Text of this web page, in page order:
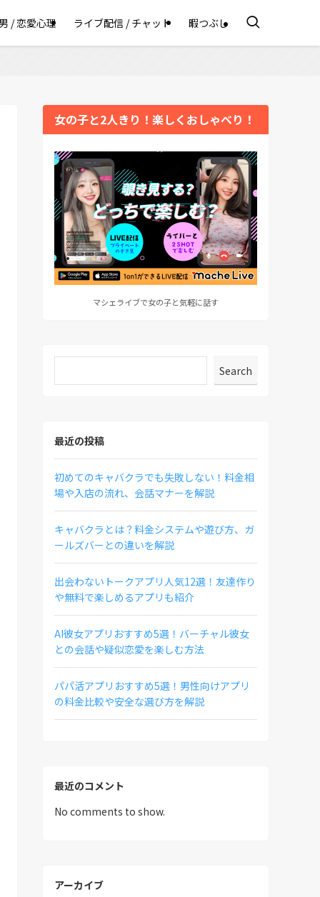
/ 恋愛心理 ライブ配信 / チャット 暇つぶし
女の子と2人きり！楽しくおしゃべり！
マシェライブで女の子と気軽に話す
Search
最近の投稿
初めてのキャバクラでも失敗しない！料金相
場や入店の流れ、会話マナーを解説
キャバクラとは？料金システムや遊び方、ガ
ールズバーとの違いを解説
出会わないトークアプリ人気12選！友達作り
や無料で楽しめるアプリも紹介
AI彼女アプリおすすめ5選！バーチャル彼女
との会話や疑似恋愛を楽しむ方法
パパ活アプリおすすめ5選！男性向けアプリ
の料金比較や安全な選び方を解説
最近のコメント
No comments to show.
アーカイブ